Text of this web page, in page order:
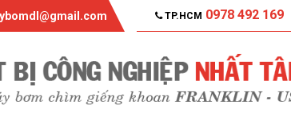
TP.HCM 0978 492 169